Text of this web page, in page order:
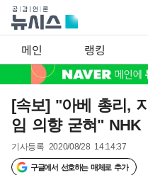
메인 랭킹
[속보] "아베 총리,
임 의향 굳혀" NHK
기사등록 2020/08/28 14:14:37
구글에서 선호하는 매체로 추가